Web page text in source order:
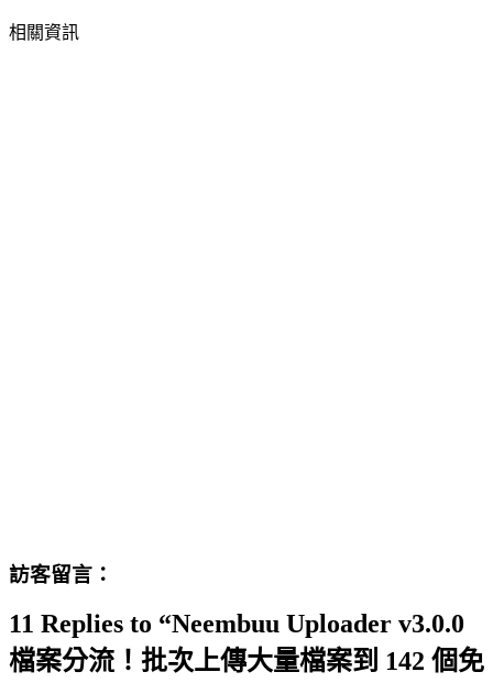
相關資訊
訪客留言：
11 Replies to “Neembuu Uploader v3.0.0
檔案分流！批次上傳大量檔案到 142 個免